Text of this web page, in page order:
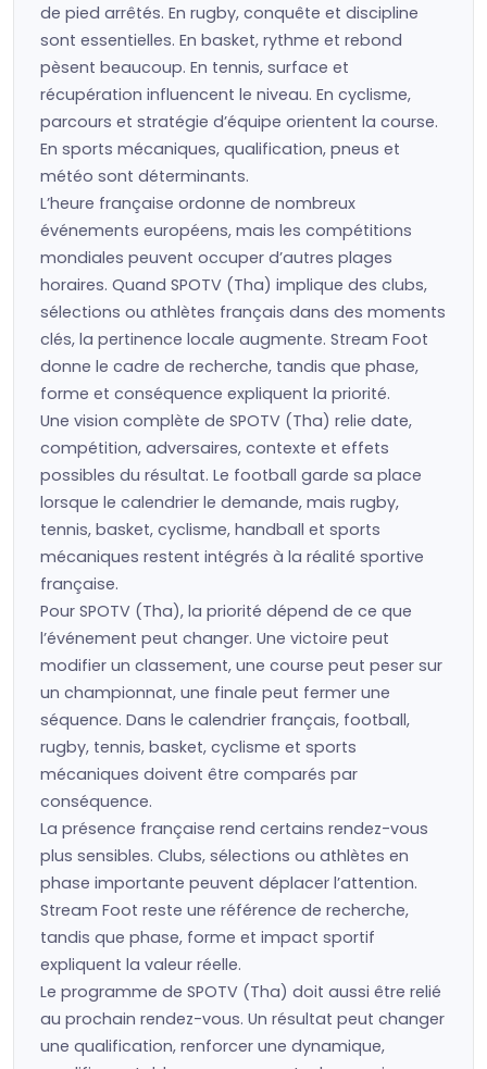
de pied arrêtés. En rugby, conquête et discipline
sont essentielles. En basket, rythme et rebond
pèsent beaucoup. En tennis, surface et
récupération influencent le niveau. En cyclisme,
parcours et stratégie d’équipe orientent la course.
En sports mécaniques, qualification, pneus et
météo sont déterminants.
L’heure française ordonne de nombreux
événements européens, mais les compétitions
mondiales peuvent occuper d’autres plages
horaires. Quand SPOTV (Tha) implique des clubs,
sélections ou athlètes français dans des moments
clés, la pertinence locale augmente. Stream Foot
donne le cadre de recherche, tandis que phase,
forme et conséquence expliquent la priorité.
Une vision complète de SPOTV (Tha) relie date,
compétition, adversaires, contexte et effets
possibles du résultat. Le football garde sa place
lorsque le calendrier le demande, mais rugby,
tennis, basket, cyclisme, handball et sports
mécaniques restent intégrés à la réalité sportive
française.
Pour SPOTV (Tha), la priorité dépend de ce que
l’événement peut changer. Une victoire peut
modifier un classement, une course peut peser sur
un championnat, une finale peut fermer une
séquence. Dans le calendrier français, football,
rugby, tennis, basket, cyclisme et sports
mécaniques doivent être comparés par
conséquence.
La présence française rend certains rendez-vous
plus sensibles. Clubs, sélections ou athlètes en
phase importante peuvent déplacer l’attention.
Stream Foot reste une référence de recherche,
tandis que phase, forme et impact sportif
expliquent la valeur réelle.
Le programme de SPOTV (Tha) doit aussi être relié
au prochain rendez-vous. Un résultat peut changer
une qualification, renforcer une dynamique,